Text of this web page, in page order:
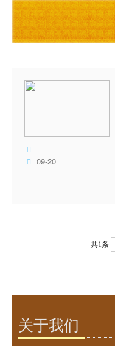
公司首页
关于我们
人才培养
教学资源
09-20
共1条
关于我们